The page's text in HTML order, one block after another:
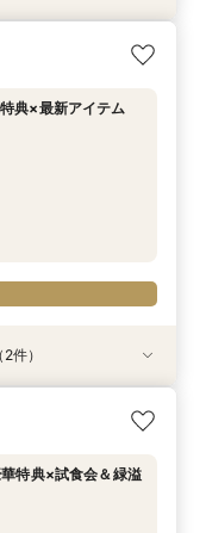
の貸切別邸OPEN&
豪華国産「しあ
典×最新アイテム
の貸切別邸OPEN&
豪華国産「しあ
件）
華特典×試食会＆緑溢